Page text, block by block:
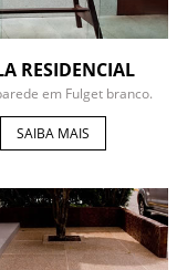
RESIDENCIAL
em Fulget branco.
SAIBA MAIS